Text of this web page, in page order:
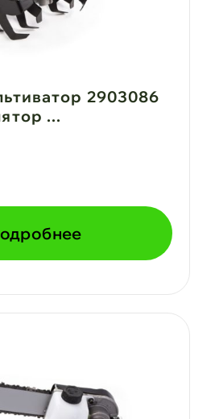
2903086
...